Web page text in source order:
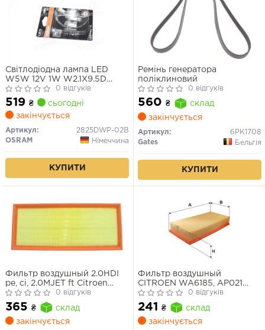
Світлодіодна лампа LED
W5W 12V 1W W2.1X9.5D
LEDriving SL (blister 2шт)
(вир-во OSRAM)
0 відгуків
519 ₴
сьогодні
закінчується
Артикул:
2825DWP-02B
OSRAM
Німеччина
КУПИТИ
Ремінь генератора
поліклиновий
0 відгуків
560 ₴
склад
закінчується
Артикул:
6PK1708
Gates
Бельгія
КУПИТИ
Фильтр воздушный 2.0HDI
pe, ci, 2.0MJET ft Citroen
Jumpy 07-, Fiat Scudo 07-,
Peugeot Expert 07-
0 відгуків
365 ₴
склад
закінчується
Фильтр воздушный
CITROEN WA6185, AP021
(пр-во WIX-Filtron UA)
0 відгуків
241 ₴
склад
закінчується